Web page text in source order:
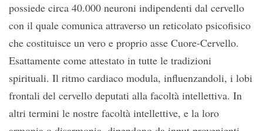
possiede circa 40.000 neuroni indipendenti dal cervello
con il quale comunica attraverso un reticolato psicofisico
che costituisce un vero e proprio asse Cuore-Cervello.
Esattamente come attestato in tutte le tradizioni
spirituali. Il ritmo cardiaco modula, influenzandoli, i lobi
frontali del cervello deputati alla facoltà intellettiva. In
altri termini le nostre facoltà intellettive, e la loro